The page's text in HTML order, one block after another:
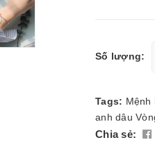
Số lượng:
Tags: Mệnh
anh dâu
Chia sẻ: